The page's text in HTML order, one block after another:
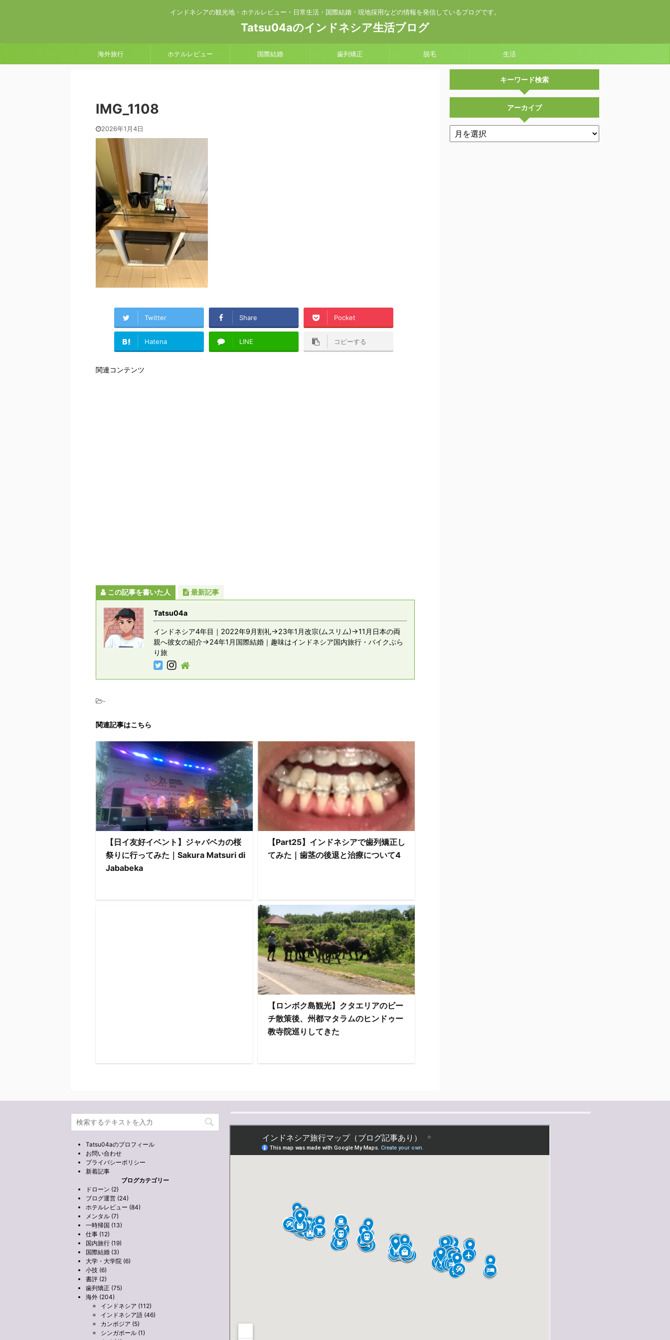
インドネシアの観光地・ホテルレビュー・日常生活・国際結婚・現地採用などの情報を発信しているブログです。
Tatsu04aのインドネシア生活ブログ
海外旅行 ホテルレビュー 国際結婚 歯列矯正 脱毛 生活
IMG_1108
2026年1月4日
Twitter Share Pocket
Hatena LINE コピーする
関連コンテンツ
この記事を書いた人 最新記事
Tatsu04a
インドネシア4年目｜2022年9月割礼→23年1月改宗(ムスリム)→11月日本の両
親へ彼女の紹介→24年1月国際結婚｜趣味はインドネシア国内旅行・バイクぶら
り旅
-
関連記事はこちら
【日イ友好イベント】ジャバベカの桜
祭りに行ってみた｜Sakura Matsuri di
Jababeka
【Part25】インドネシアで歯列矯正し
てみた｜歯茎の後退と治療について4
【ロンボク島観光】クタエリアのビー
チ散策後、州都マタラムのヒンドゥー
教寺院巡りしてきた
キーワード検索
アーカイブ
Tatsu04aのプロフィール
お問い合わせ
プライバシーポリシー
新着記事
ブログカテゴリー
ドローン (2)
ブログ運営 (24)
ホテルレビュー (84)
メンタル (7)
一時帰国 (13)
仕事 (12)
国内旅行 (19)
国際結婚 (3)
大学・大学院 (6)
小技 (6)
書評 (2)
歯列矯正 (75)
海外 (204)
インドネシア (112)
インドネシア語 (46)
カンボジア (5)
シンガポール (1)